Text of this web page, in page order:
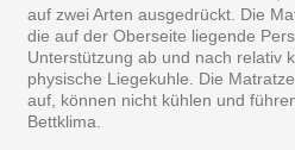
auf zwei Arten ausgedrückt. Die
die auf der Oberseite liegende
Unterstützung ab und nach relativ
physische Liegekuhle. Die
auf, können nicht kühlen und
Bettklima.